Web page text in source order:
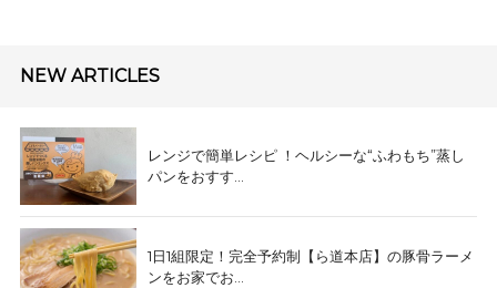
NEW ARTICLES
レンジで簡単レシピ ！ヘルシーな“ふわもち”蒸し
パンをおすす...
1日1組限定！完全予約制【ら道本店】の豚骨ラーメ
ンをお家でお...